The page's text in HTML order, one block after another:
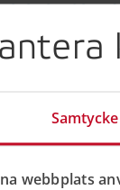
Samtycke
webbplats
i
i
i